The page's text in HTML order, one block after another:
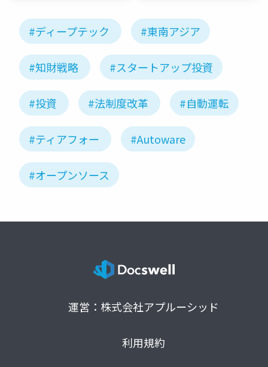
#ディープテック #東南アジア
#知財戦略 #スタートアップ投資
#投資 #法制度改革 #自動運転
#ティアフォー #Autoware
#オープンソース
運営：株式会社アプルーシッド
利用規約